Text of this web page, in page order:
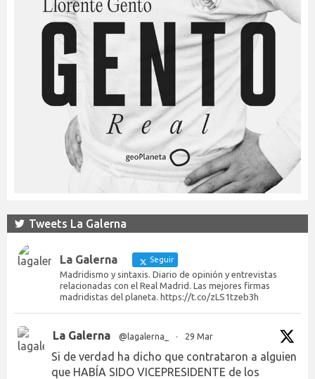
Tweets La Galerna
La Galerna Seguir
Madridismo y sintaxis. Diario de opinión y entrevistas
relacionadas con el Real Madrid. Las mejores firmas
madridistas del planeta. https://t.co/zLS1tzeb3h
La Galerna @lagalerna_ · 29 Mar
Si de verdad ha dicho que contrataron a alguien
que HABÍA SIDO VICEPRESIDENTE de los